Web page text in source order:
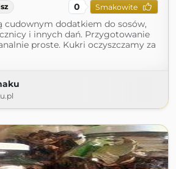
0 Smakowite
cudownym dodatkiem do sosów,
i innych dań. Przygotowanie
proste. Kukri oczyszczamy za